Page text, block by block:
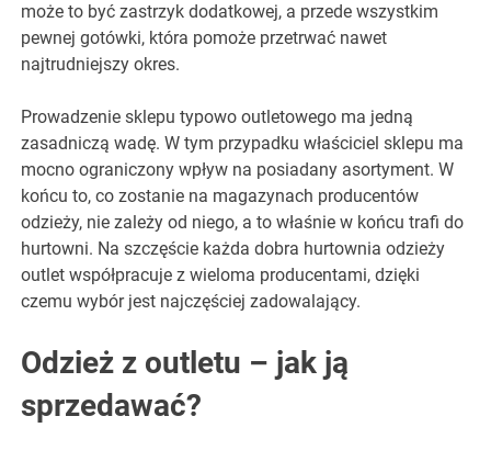
może to być zastrzyk dodatkowej, a przede wszystkim
pewnej gotówki, która pomoże przetrwać nawet
najtrudniejszy okres.
Prowadzenie sklepu typowo outletowego ma jedną
zasadniczą wadę. W tym przypadku właściciel sklepu ma
mocno ograniczony wpływ na posiadany asortyment. W
końcu to, co zostanie na magazynach producentów
odzieży, nie zależy od niego, a to właśnie w końcu trafi do
hurtowni. Na szczęście każda dobra hurtownia odzieży
outlet współpracuje z wieloma producentami, dzięki
czemu wybór jest najczęściej zadowalający.
Odzież z outletu – jak ją
sprzedawać?